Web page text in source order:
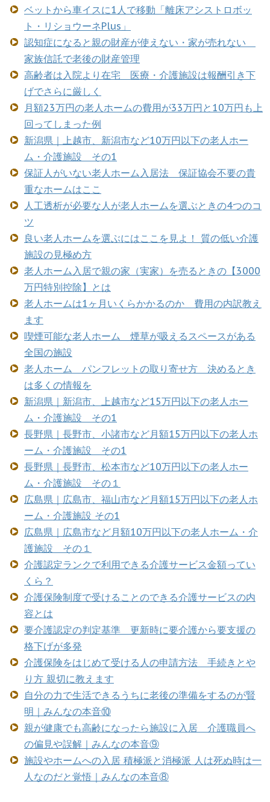
ベットから車イスに1人で移動「離床アシストロボッ
ト・リショウーネPlus」
認知症になると親の財産が使えない・家が売れない
家族信託で老後の財産管理
高齢者は入院より在宅 医療・介護施設は報酬引き下
げでさらに厳しく
月額23万円の老人ホームの費用が33万円と10万円も上
回ってしまった例
新潟県｜上越市、新潟市など10万円以下の老人ホー
ム・介護施設 その1
保証人がいない老人ホーム入居法 保証協会不要の貴
重なホームはここ
人工透析が必要な人が老人ホームを選ぶときの4つのコ
ツ
良い老人ホームを選ぶにはここを見よ！ 質の低い介護
施設の見極め方
老人ホーム入居で親の家（実家）を売るときの【3000
万円特別控除】とは
老人ホームは1ヶ月いくらかかるのか 費用の内訳教え
ます
喫煙可能な老人ホーム 煙草が吸えるスペースがある
全国の施設
老人ホーム パンフレットの取り寄せ方 決めるとき
は多くの情報を
新潟県｜新潟市、上越市など15万円以下の老人ホー
ム・介護施設 その1
長野県｜長野市、小諸市など月額15万円以下の老人ホ
ーム・介護施設 その1
長野県｜長野市、松本市など10万円以下の老人ホー
ム・介護施設 その１
広島県｜広島市、福山市など月額15万円以下の老人ホ
ーム・介護施設 その1
広島県｜広島市など月額10万円以下の老人ホーム・介
護施設 その１
介護認定ランクで利用できる介護サービス金額ってい
くら？
介護保険制度で受けることのできる介護サービスの内
容とは
要介護認定の判定基準 更新時に要介護から要支援の
格下げが多発
介護保険をはじめて受ける人の申請方法 手続きとや
り方 親切に教えます
自分の力で生活できるうちに老後の準備をするのが賢
明｜みんなの本音⑩
親が健康でも高齢になったら施設に入居 介護職員へ
の偏見や誤解｜みんなの本音⑨
施設やホームへの入居 積極派と消極派 人は死ぬ時は一
人なのだと覚悟｜みんなの本音⑧